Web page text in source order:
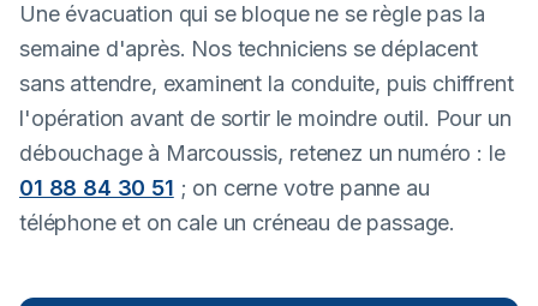
Une évacuation qui se bloque ne se règle pas la
semaine d'après. Nos techniciens se déplacent
sans attendre, examinent la conduite, puis chiffrent
l'opération avant de sortir le moindre outil. Pour un
débouchage à Marcoussis, retenez un numéro : le
01 88 84 30 51 ; on cerne votre panne au
téléphone et on cale un créneau de passage.